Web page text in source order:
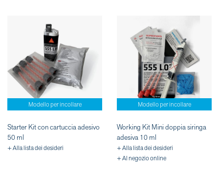
Modello per incollare
Starter Kit con cartuccia adesivo
50 ml
+ Alla lista dei desideri
Modello per incollare
Working Kit Mini doppia siringa
adesiva 10 ml
+ Alla lista dei desideri
+ Al negozio online